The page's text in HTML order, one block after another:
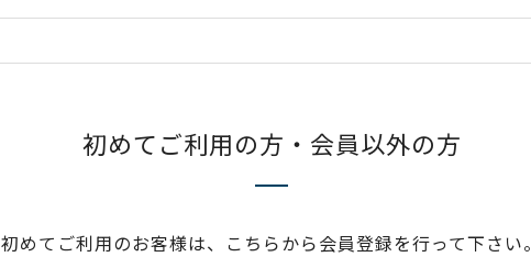
初めてご利用の方・会員以外の方
初めてご利用のお客様は、こちらから会員登録を行って下さい。